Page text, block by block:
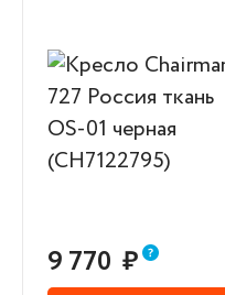
9 770 ₽